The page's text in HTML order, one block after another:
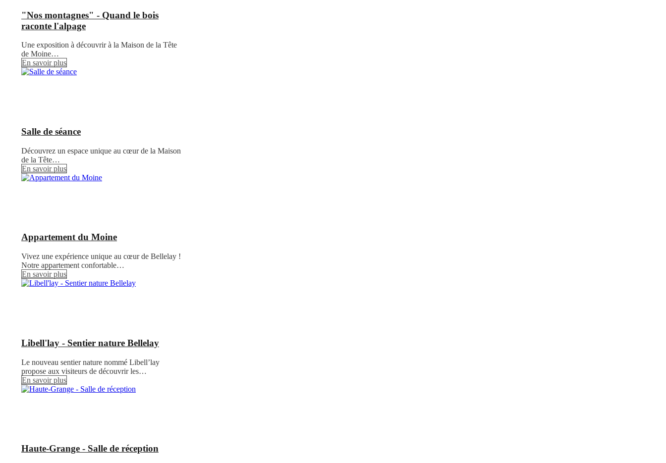
"Nos montagnes" - Quand le bois
raconte l'alpage
Une exposition à découvrir à la Maison de la Tête
de Moine…
En savoir plus
Salle de séance
Découvrez un espace unique au cœur de la Maison
de la Tête…
En savoir plus
Appartement du Moine
Vivez une expérience unique au cœur de Bellelay !
Notre appartement confortable…
En savoir plus
Libell'lay - Sentier nature Bellelay
Le nouveau sentier nature nommé Libell’lay
propose aux visiteurs de découvrir les…
En savoir plus
Haute-Grange - Salle de réception